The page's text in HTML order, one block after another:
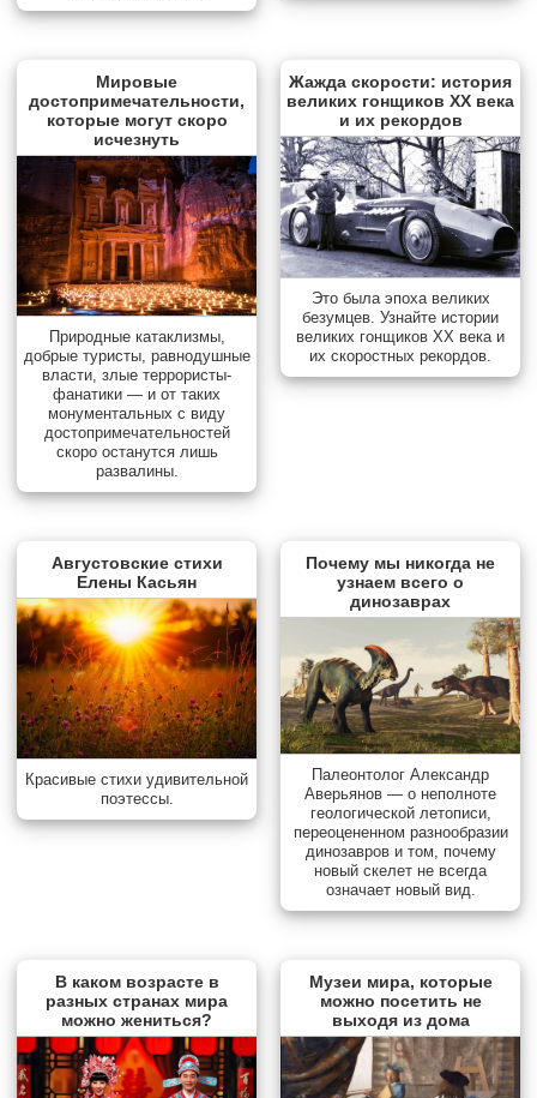
Мировые
достопримечательности,
которые могут скоро
исчезнуть
Природные катаклизмы,
добрые туристы, равнодушные
власти, злые террористы-
фанатики — и от таких
монументальных с виду
достопримечательностей
скоро останутся лишь
развалины.
Жажда скорости: история
великих гонщиков XX века
и их рекордов
Это была эпоха великих
безумцев. Узнайте истории
великих гонщиков XX века и
их скоростных рекордов.
Августовские стихи
Елены Касьян
Красивые стихи удивительной
поэтессы.
Почему мы никогда не
узнаем всего о
динозаврах
Палеонтолог Александр
Аверьянов — о неполноте
геологической летописи,
переоцененном разнообразии
динозавров и том, почему
новый скелет не всегда
означает новый вид.
В каком возрасте в
разных странах мира
можно жениться?
Музеи мира, которые
можно посетить не
выходя из дома